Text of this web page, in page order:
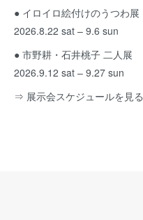
● イロイロ絵付けのうつわ展
2026.8.22 sat – 9.6 sun
● 市野耕・石井桃子 二人展
2026.9.12 sat – 9.27 sun
⇒ 展示会スケジュールを見る